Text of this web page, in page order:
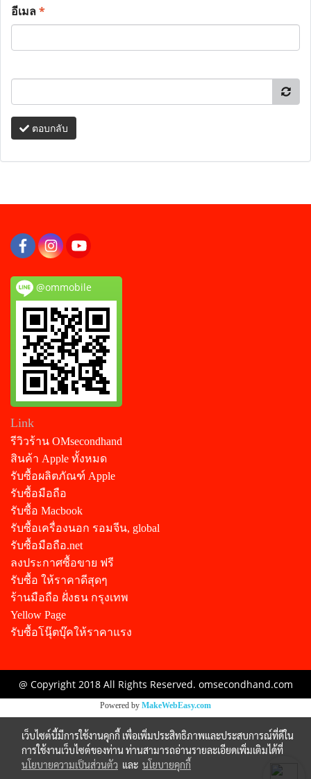
อีเมล*
ตอบกลับ
@ommobile
Link
รีวิวร้าน OMsecondhand
สินค้า Apple ทั้งหมด
รับซื้อผลิตภัณฑ์ Apple
รับซื้อมือถือ
รับซื้อ Macbook
รับซื้อเครื่องนอก รอมจีน, global
รับซื้อมือถือ.net
ลงประกาศซื้อขาย ฟรี
รับซื้อ ให้ราคาดีสุดๆ
ร้านมือถือ ฝั่งธน กรุงเทพ
Yellow Page
รับซื้อโนุ๊ตบุ๊คให้ราคาแรง
@ Copyright 2018 All Rights Reserved. omsecondhand.com
Powered by MakeWebEasy.com
เว็บไซต์นี้มีการใช้งานคุกกี้ เพื่อเพิ่มประสิทธิภาพและประสบการณ์ที่ดีใน
การใช้งานเว็บไซต์ของท่าน ท่านสามารถอ่านรายละเอียดเพิ่มเติมได้ที่
นโยบายความเป็นส่วนตัว และ นโยบายคุกกี้